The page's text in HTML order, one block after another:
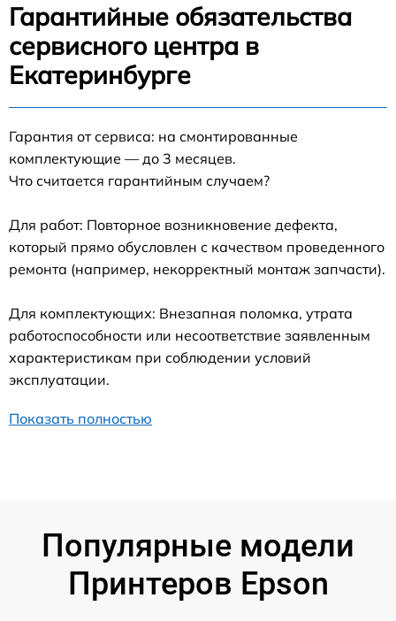
Гарантийные обязательства
сервисного центра в
Екатеринбурге
Гарантия от сервиса: на смонтированные
комплектующие — до 3 месяцев.
Что считается гарантийным случаем?
Для работ: Повторное возникновение дефекта,
который прямо обусловлен с качеством проведенного
ремонта (например, некорректный монтаж запчасти).
Для комплектующих: Внезапная поломка, утрата
работоспособности или несоответствие заявленным
характеристикам при соблюдении условий
эксплуатации.
Показать полностью
Популярные модели
Принтеров Epson